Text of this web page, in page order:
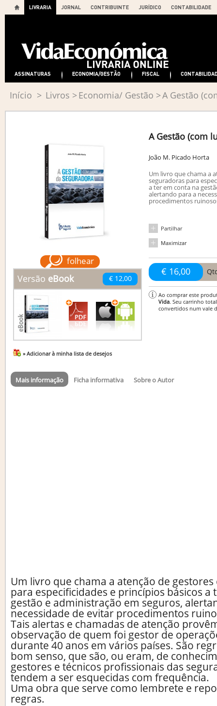
LIVRARIA JORNAL CONTRIBUINTE JURÍDICO CONTABILIDADE
ASSINATURAS ECONOMIA/GESTÃO FISCAL
Início > Livros >Economia/ Gestão >A Gestão
folhear
Versão eBook € 12,00
» Adicionar à minha lista de desejos
A Gestão (com
João M. Picado Horta
Um livro que chama a
seguradoras para
a ter em conta na
alertando para a
procedimentos
Partilhar
Maximizar
€ 16,00
Ao comprar este
Vida. Seu carrinho
convertidos num vale
Mais informação Ficha informativa Sobre o Autor
Um livro que chama a atenção de
para especificidades e princípios básicos a
gestão e administração em seguros,
necessidade de evitar procedimentos
Tais alertas e chamadas de atenção
observação de quem foi gestor de
durante 40 anos em vários países. São
bom senso, que são, ou eram, de
gestores e técnicos profissionais das
tendem a ser esquecidas com frequência.
Uma obra que serve como lembrete e
regras.